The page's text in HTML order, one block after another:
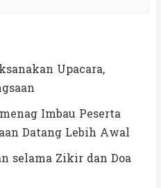
Upacara,
Imbau Peserta
Datang Lebih Awal
selama Zikir dan Doa